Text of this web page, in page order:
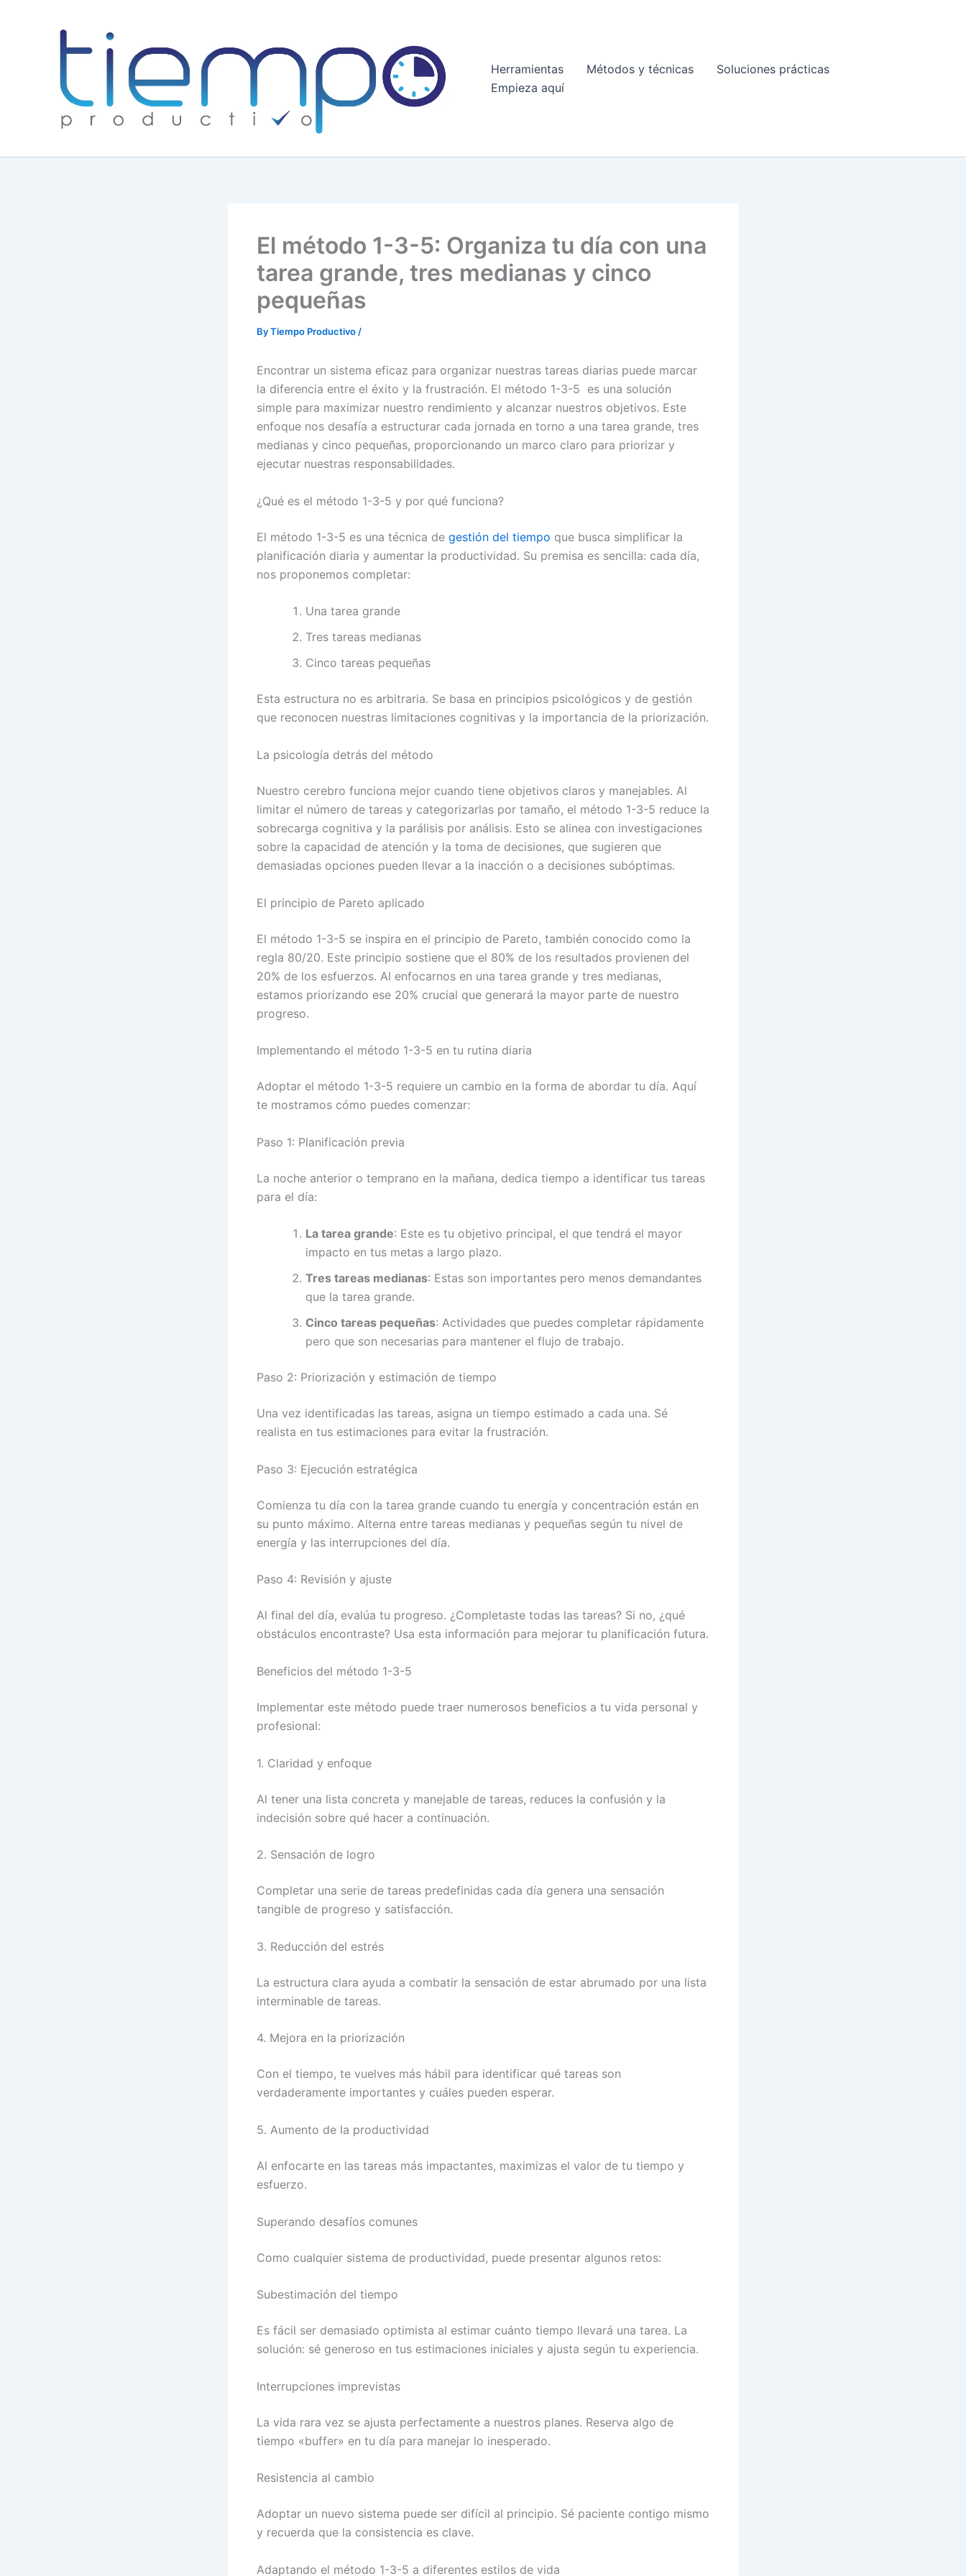
Herramientas
Métodos y técnicas
Soluciones prácticas
Empieza aquí
El método 1-3-5: Organiza tu día con una
tarea grande, tres medianas y cinco
pequeñas
ByTiempo Productivo /
Encontrar un sistema eficaz para organizar nuestras tareas diarias puede marcar
la diferencia entre el éxito y la frustración. El método 1-3-5 es una solución
simple para maximizar nuestro rendimiento y alcanzar nuestros objetivos. Este
enfoque nos desafía a estructurar cada jornada en torno a una tarea grande, tres
medianas y cinco pequeñas, proporcionando un marco claro para priorizar y
ejecutar nuestras responsabilidades.
¿Qué es el método 1-3-5 y por qué funciona?
El método 1-3-5 es una técnica de gestión del tiempo que busca simplificar la
planificación diaria y aumentar la productividad. Su premisa es sencilla: cada día,
nos proponemos completar:
Una tarea grande
Tres tareas medianas
Cinco tareas pequeñas
Esta estructura no es arbitraria. Se basa en principios psicológicos y de gestión
que reconocen nuestras limitaciones cognitivas y la importancia de la priorización.
La psicología detrás del método
Nuestro cerebro funciona mejor cuando tiene objetivos claros y manejables. Al
limitar el número de tareas y categorizarlas por tamaño, el método 1-3-5 reduce la
sobrecarga cognitiva y la parálisis por análisis. Esto se alinea con investigaciones
sobre la capacidad de atención y la toma de decisiones, que sugieren que
demasiadas opciones pueden llevar a la inacción o a decisiones subóptimas.
El principio de Pareto aplicado
El método 1-3-5 se inspira en el principio de Pareto, también conocido como la
regla 80/20. Este principio sostiene que el 80% de los resultados provienen del
20% de los esfuerzos. Al enfocarnos en una tarea grande y tres medianas,
estamos priorizando ese 20% crucial que generará la mayor parte de nuestro
progreso.
Implementando el método 1-3-5 en tu rutina diaria
Adoptar el método 1-3-5 requiere un cambio en la forma de abordar tu día. Aquí
te mostramos cómo puedes comenzar:
Paso 1: Planificación previa
La noche anterior o temprano en la mañana, dedica tiempo a identificar tus tareas
para el día:
La tarea grande: Este es tu objetivo principal, el que tendrá el mayor
impacto en tus metas a largo plazo.
Tres tareas medianas: Estas son importantes pero menos demandantes
que la tarea grande.
Cinco tareas pequeñas: Actividades que puedes completar rápidamente
pero que son necesarias para mantener el flujo de trabajo.
Paso 2: Priorización y estimación de tiempo
Una vez identificadas las tareas, asigna un tiempo estimado a cada una. Sé
realista en tus estimaciones para evitar la frustración.
Paso 3: Ejecución estratégica
Comienza tu día con la tarea grande cuando tu energía y concentración están en
su punto máximo. Alterna entre tareas medianas y pequeñas según tu nivel de
energía y las interrupciones del día.
Paso 4: Revisión y ajuste
Al final del día, evalúa tu progreso. ¿Completaste todas las tareas? Si no, ¿qué
obstáculos encontraste? Usa esta información para mejorar tu planificación futura.
Beneficios del método 1-3-5
Implementar este método puede traer numerosos beneficios a tu vida personal y
profesional:
1. Claridad y enfoque
Al tener una lista concreta y manejable de tareas, reduces la confusión y la
indecisión sobre qué hacer a continuación.
2. Sensación de logro
Completar una serie de tareas predefinidas cada día genera una sensación
tangible de progreso y satisfacción.
3. Reducción del estrés
La estructura clara ayuda a combatir la sensación de estar abrumado por una lista
interminable de tareas.
4. Mejora en la priorización
Con el tiempo, te vuelves más hábil para identificar qué tareas son
verdaderamente importantes y cuáles pueden esperar.
5. Aumento de la productividad
Al enfocarte en las tareas más impactantes, maximizas el valor de tu tiempo y
esfuerzo.
Superando desafíos comunes
Como cualquier sistema de productividad, puede presentar algunos retos:
Subestimación del tiempo
Es fácil ser demasiado optimista al estimar cuánto tiempo llevará una tarea. La
solución: sé generoso en tus estimaciones iniciales y ajusta según tu experiencia.
Interrupciones imprevistas
La vida rara vez se ajusta perfectamente a nuestros planes. Reserva algo de
tiempo «buffer» en tu día para manejar lo inesperado.
Resistencia al cambio
Adoptar un nuevo sistema puede ser difícil al principio. Sé paciente contigo mismo
y recuerda que la consistencia es clave.
Adaptando el método 1-3-5 a diferentes estilos de vida